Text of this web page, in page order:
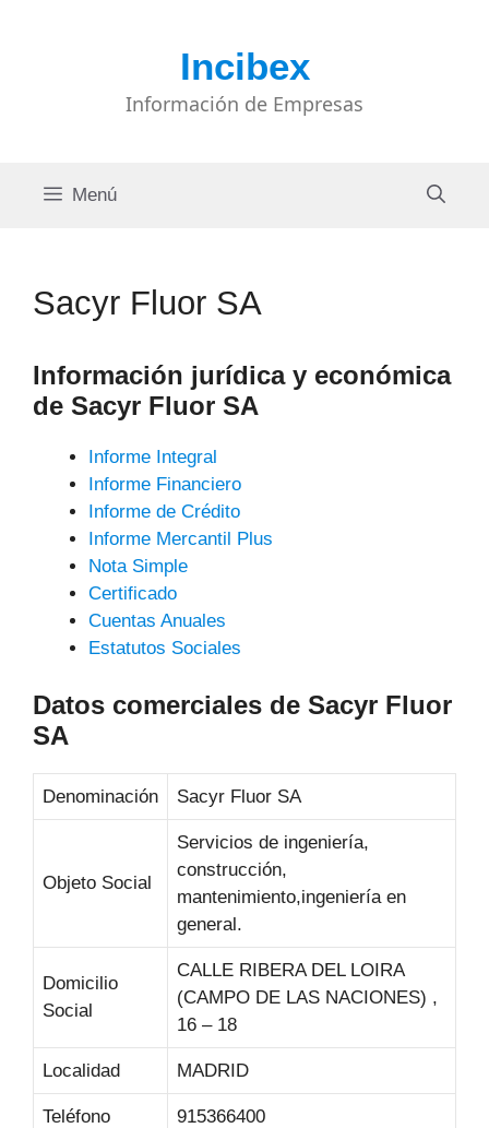
Incibex
Información de Empresas
Menú
Sacyr Fluor SA
Información jurídica y económica
de Sacyr Fluor SA
Informe Integral
Informe Financiero
Informe de Crédito
Informe Mercantil Plus
Nota Simple
Certificado
Cuentas Anuales
Estatutos Sociales
Datos comerciales de Sacyr Fluor
SA
Denominación Sacyr Fluor SA
Objeto Social
Servicios de ingeniería,
construcción,
mantenimiento,ingeniería en
general.
Domicilio
Social
CALLE RIBERA DEL LOIRA
(CAMPO DE LAS NACIONES) ,
16 – 18
Localidad MADRID
Teléfono 915366400